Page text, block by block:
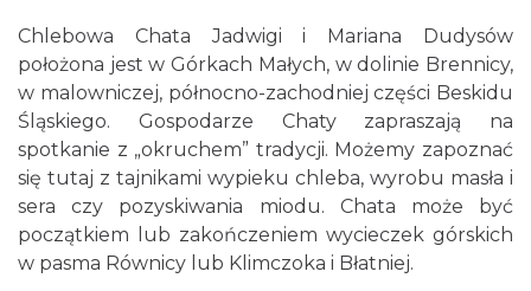
Chlebowa Chata Jadwigi i Mariana Dudysów
położona jest w Górkach Małych, w dolinie Brennicy,
w malowniczej, północno-zachodniej części Beskidu
Śląskiego. Gospodarze Chaty zapraszają na
spotkanie z „okruchem” tradycji. Możemy zapoznać
się tutaj z tajnikami wypieku chleba, wyrobu masła i
sera czy pozyskiwania miodu. Chata może być
początkiem lub zakończeniem wycieczek górskich
w pasma Równicy lub Klimczoka i Błatniej.